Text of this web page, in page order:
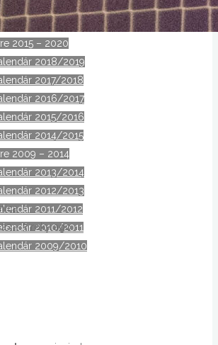
2021/2022
2019/2020
2015 – 2020
2018/2019
2017/2018
2016/2017
2015/2016
2014/2015
2009 – 2014
2013/2014
2012/2013
2011/2012
2010/2011
2009/2010
- 3 roky ago